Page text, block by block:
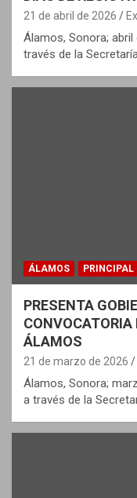
21 de abril de 2026
Álamos, Sonora; abril
través de la
ÁLAMOS PRINCIPAL
PRESENTA
CONVOCATORIA
ÁLAMOS
21 de marzo de 2026
Álamos, Sonora;
a través de la